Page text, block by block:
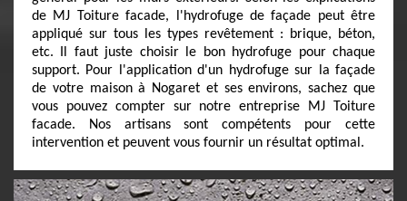
de MJ Toiture facade, l'hydrofuge de façade peut être
appliqué sur tous les types revêtement : brique, béton,
etc. Il faut juste choisir le bon hydrofuge pour chaque
support. Pour l'application d'un hydrofuge sur la façade
de votre maison à Nogaret et ses environs, sachez que
vous pouvez compter sur notre entreprise MJ Toiture
facade. Nos artisans sont compétents pour cette
intervention et peuvent vous fournir un résultat optimal.